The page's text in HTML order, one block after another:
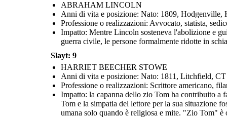
ABRAHAM LINCOLN
Anni di vita e posizione: Nato: 1809,
Professione o realizzazioni: Avvocato, statista,
Impatto: Mentre Lincoln sosteneva l'abolizione e
guerra civile, le persone formalmente ridotte in
Slayt: 9
HARRIET BEECHER STOWE
Anni di vita e posizione: Nato: 1811, Litchfield,
Professione o realizzazioni: Scrittore americano,
Impatto: la capanna dello zio Tom ha contribuito a
Tom e la simpatia del lettore per la sua situazione
umana solo quando è religiosa e mite. "Zio Tom" è